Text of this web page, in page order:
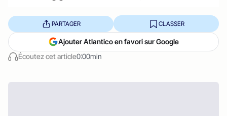
Écoutez cet article0:00min
PARTAGER CLASSER
Ajouter Atlantico en favori sur Google